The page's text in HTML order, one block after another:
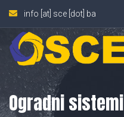
info [at] sce [dot] ba
Ogradni sistemi